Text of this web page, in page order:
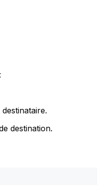
destination.